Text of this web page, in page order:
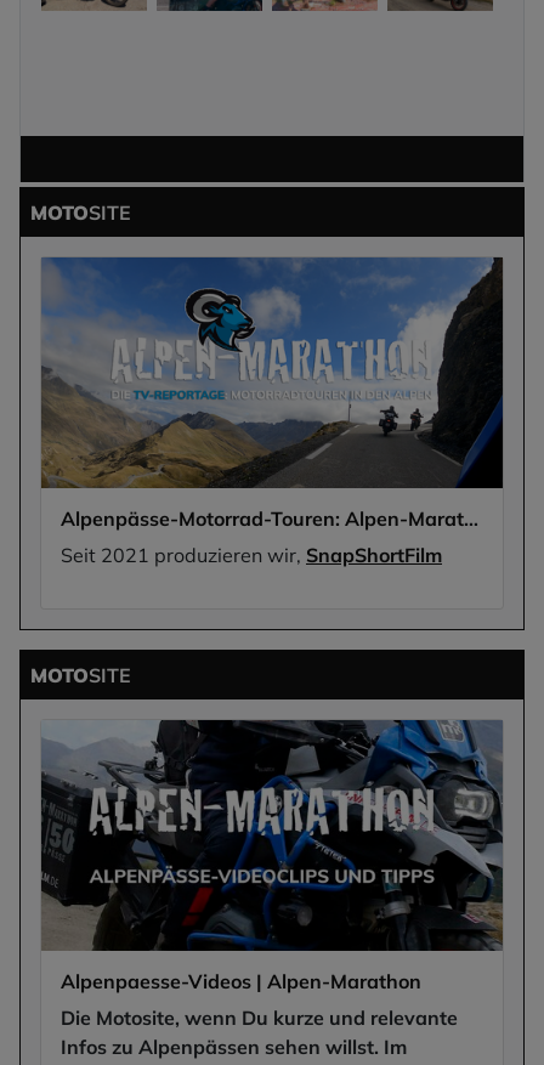
MOTOSITE
Alpenpässe-Motorrad-Touren: Alpen-Marathon, die TV-Reportagen
Seit 2021 produzieren wir, SnapShortFilm
MOTOSITE
Alpenpaesse-Videos | Alpen-Marathon
Die Motosite, wenn Du kurze und relevante
Infos zu Alpenpässen sehen willst. Im